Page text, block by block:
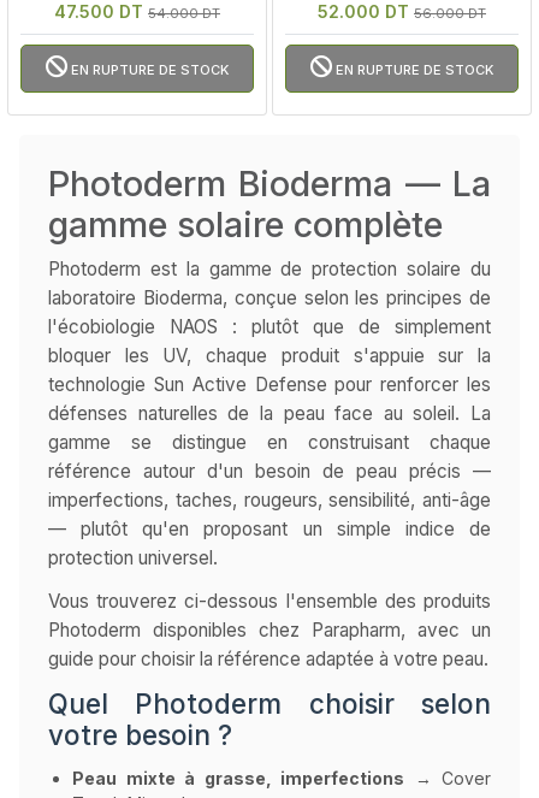
Photoderm Bioderma — La
gamme solaire complète
Photoderm est la gamme de protection solaire du
laboratoire Bioderma, conçue selon les principes de
l'écobiologie NAOS : plutôt que de simplement
bloquer les UV, chaque produit s'appuie sur la
technologie Sun Active Defense pour renforcer les
défenses naturelles de la peau face au soleil. La
gamme se distingue en construisant chaque
référence autour d'un besoin de peau précis —
imperfections, taches, rougeurs, sensibilité, anti-âge
— plutôt qu'en proposant un simple indice de
protection universel.
Vous trouverez ci-dessous l'ensemble des produits
Photoderm disponibles chez Parapharm, avec un
guide pour choisir la référence adaptée à votre peau.
Quel Photoderm choisir selon
votre besoin ?
Peau mixte à grasse, imperfections → Cover
47.500 DT 54.000 DT
EN RUPTURE DE STOCK
52.000 DT 56.000 DT
EN RUPTURE DE STOCK